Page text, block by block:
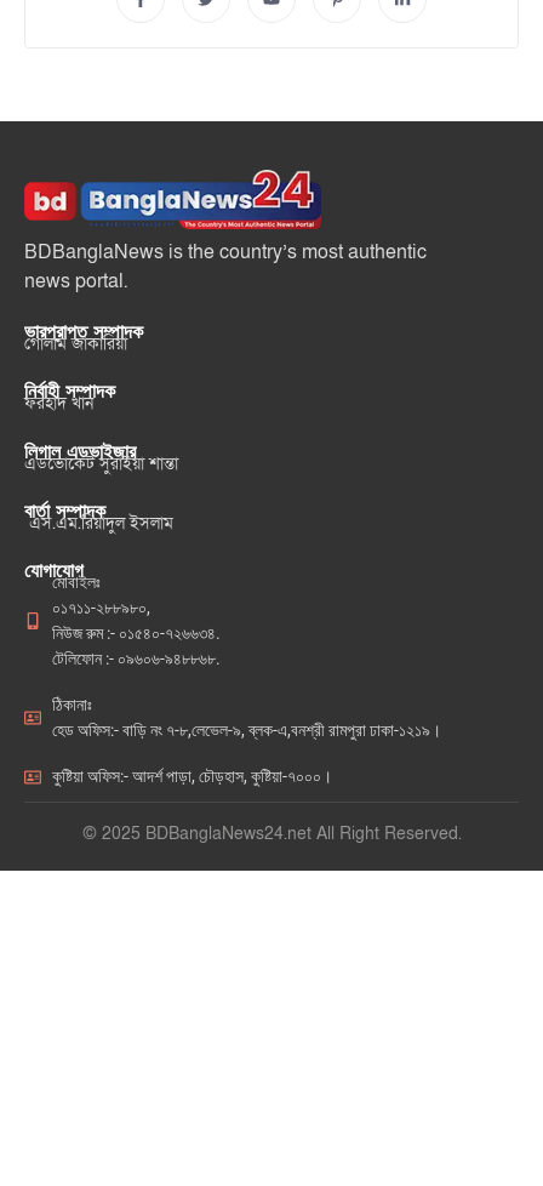
BDBanglaNews is the country’s most authentic
news portal.
ভারপ্রাপ্ত সম্পাদক
গোলাম জাকারিয়া
নির্বাহী সম্পাদক
ফরহাদ খান
লিগাল এডভাইজার
এডভোকেট সুরাইয়া শান্তা
বার্তা সম্পাদক
এস.এম.রিয়াদুল ইসলাম
যোগাযোগ
মোবাইলঃ
০১৭১১-২৮৮৯৮০,
নিউজ রুম :- ০১৫৪০-৭২৬৬৩৪.
টেলিফোন :- ০৯৬০৬-৯৪৮৮৬৮.
ঠিকানাঃ
হেড অফিস:- বাড়ি নং ৭-৮,লেভেল-৯, ব্লক-এ,বনশ্রী রামপুরা ঢাকা-১২১৯।
কুষ্টিয়া অফিস:- আদর্শ পাড়া, চৌড়হাস, কুষ্টিয়া-৭০০০।
© 2025 BDBanglaNews24.net All Right Reserved.